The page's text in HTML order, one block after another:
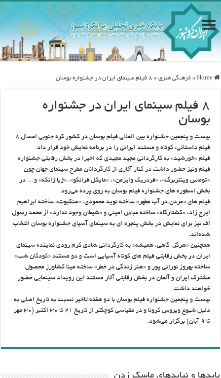
Home
» فرهنگی هنری » ۸ فیلم سینمای ایران در جشنواره بوسان
۸ فیلم سینمای ایران در جشنواره
بوسان
بیست و پنجمین جشنواره بین المللی فیلم بوسان در کشور کره جنوبی امسال ۸
فیلم داستانی، کوتاه و مستند ایرانی را در برنامه نمایش خود قرار داد.
فیلم «خورشید» به کارگردانی مجید مجیدی که اخیرا در بخش رقابتی جشنواره
فیلم ونیز حضور داشت در کنار آثاری از کارگردانان مطرح سینمای جهان چون
«توماس وینتربرگ»، «فردریک وایزمن»، «مایکل فرانکو»، «ژیا ژانکه» و… در
بخش اسطوره های جشنواره فیلم بوسان به روی پرده می‌رود.
فیلم های «مردن در آب مطهر» ساخته نوید محمودی، «عنکبوت» ساخته ابراهیم
ایرج زاد، «کشتارگاه» ساخته عباس امینی و «شیطان وجود ندارد» از محمد رسول
اُف نیز برای نمایش در بخش پنجره ای به سینمای آسیای جشنواره بوسان انتخاب
شده‌اند.
همچنین «هرگز، گاهی، همیشه» به کارگردانی شادی کرم رودی نماینده سینمای
ایران در بخش رقابتی فیلم های کوتاه آسیایی است و دو مستند «کودکان شب»
ساخته بهروز نورانی پور و «هنر زندگی در خطر» ساخته مینا کشاورز محصول
مشترک ایران و آلمان در بخش رقابتی آثار مستند این رویداد سینمایی حضور
خواهند داشت.
بیست و پنجمین جشنواره فیلم بوسان با دو هفته تاخیر نسبت به تاریخ اصلی به
دلیل شیوع ویروس کرونا و در مقیاسی کوچکتر از تاریخ ۲۱ تا ۳۰ اکتبر (۳۰ مهر
تا ۹ آبان) برگزار می‌شود.